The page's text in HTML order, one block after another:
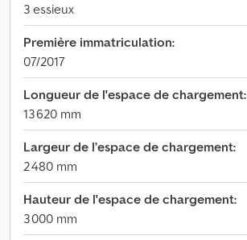
3 essieux
Première immatriculation:
07/2017
Longueur de l'espace de chargement:
13 620 mm
Largeur de l’espace de chargement:
2 480 mm
Hauteur de l'espace de chargement:
3 000 mm